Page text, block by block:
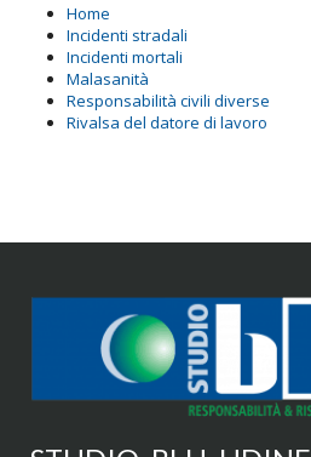
Home
Incidenti stradali
Incidenti mortali
Malasanità
Responsabilità civili diverse
Rivalsa del datore di lavoro